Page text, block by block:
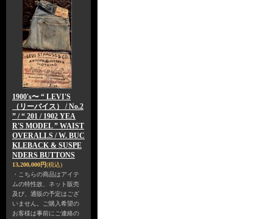
1900's〜 “ LEVI'S
（リーバイス） / No.2
” / “ 201 / 1902 YEA
R'S MODEL ” WAIST
OVERALLS / W. BUC
KLEBACK & SUSPE
NDERS BUTTONS
13,200,000円(税込)
・こちらの商品はアイテ
ムの特性故、ネット販売
及び、通販の予定はござ
いません。ご購入希望の
お客様は事前にご連絡の